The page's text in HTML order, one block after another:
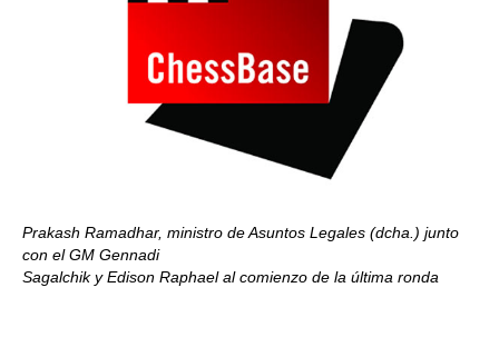
Prakash Ramadhar, ministro de Asuntos Legales (dcha.) junto
con el GM Gennadi
Sagalchik y Edison Raphael al comienzo de la última ronda